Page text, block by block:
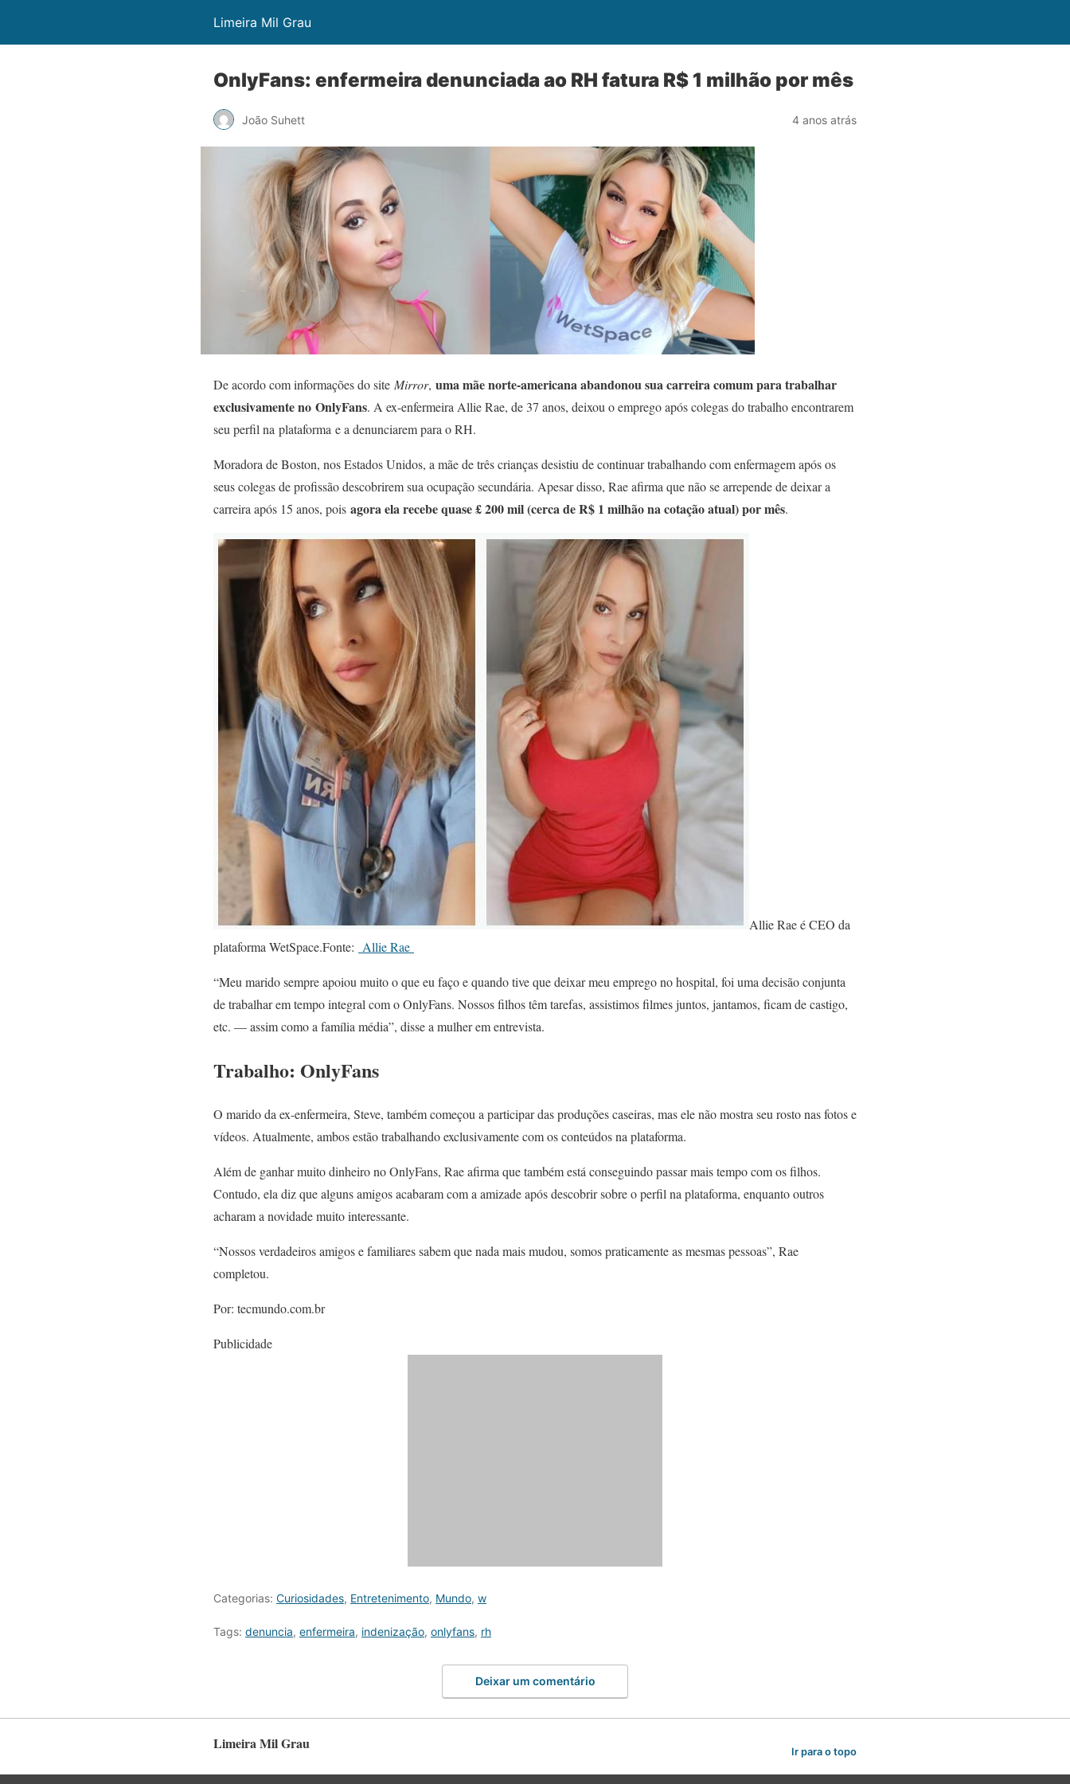
Limeira Mil Grau
OnlyFans: enfermeira denunciada ao RH fatura R$ 1 milhão por mês
João Suhett 4 anos atrás
De acordo com informações do site Mirror, uma mãe norte-americana abandonou sua carreira comum para trabalhar
exclusivamente no OnlyFans. A ex-enfermeira Allie Rae, de 37 anos, deixou o emprego após colegas do trabalho encontrarem
seu perfil na plataforma e a denunciarem para o RH.
Moradora de Boston, nos Estados Unidos, a mãe de três crianças desistiu de continuar trabalhando com enfermagem após os
seus colegas de profissão descobrirem sua ocupação secundária. Apesar disso, Rae afirma que não se arrepende de deixar a
carreira após 15 anos, pois agora ela recebe quase £ 200 mil (cerca de R$ 1 milhão na cotação atual) por mês.
Allie Rae é CEO da
plataforma WetSpace.Fonte: Allie Rae
“Meu marido sempre apoiou muito o que eu faço e quando tive que deixar meu emprego no hospital, foi uma decisão conjunta
de trabalhar em tempo integral com o OnlyFans. Nossos filhos têm tarefas, assistimos filmes juntos, jantamos, ficam de castigo,
etc. — assim como a família média”, disse a mulher em entrevista.
Trabalho: OnlyFans
O marido da ex-enfermeira, Steve, também começou a participar das produções caseiras, mas ele não mostra seu rosto nas fotos e
vídeos. Atualmente, ambos estão trabalhando exclusivamente com os conteúdos na plataforma.
Além de ganhar muito dinheiro no OnlyFans, Rae afirma que também está conseguindo passar mais tempo com os filhos.
Contudo, ela diz que alguns amigos acabaram com a amizade após descobrir sobre o perfil na plataforma, enquanto outros
acharam a novidade muito interessante.
“Nossos verdadeiros amigos e familiares sabem que nada mais mudou, somos praticamente as mesmas pessoas”, Rae
completou.
Por: tecmundo.com.br
Publicidade
Categorias: Curiosidades, Entretenimento, Mundo, w
Tags: denuncia, enfermeira, indenização, onlyfans, rh
Deixar um comentário
Limeira Mil Grau Ir para o topo